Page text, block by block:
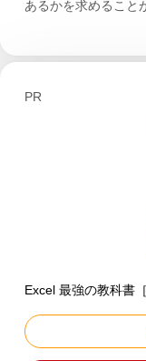
あるかを求めること
PR
Excel 最強の教科書